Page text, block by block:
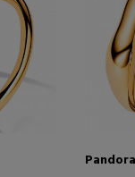
Pandora